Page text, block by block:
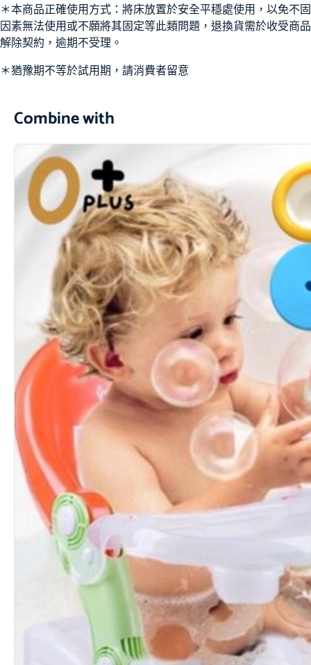
＊本商品正確使用方式：將床放置於安全平穩處使用，以免不
因素無法使用或不願將其固定等此類問題，退換貨需於收受商
解除契約，逾期不受理。
＊猶豫期不等於試用期，請消費者留意
Combine with